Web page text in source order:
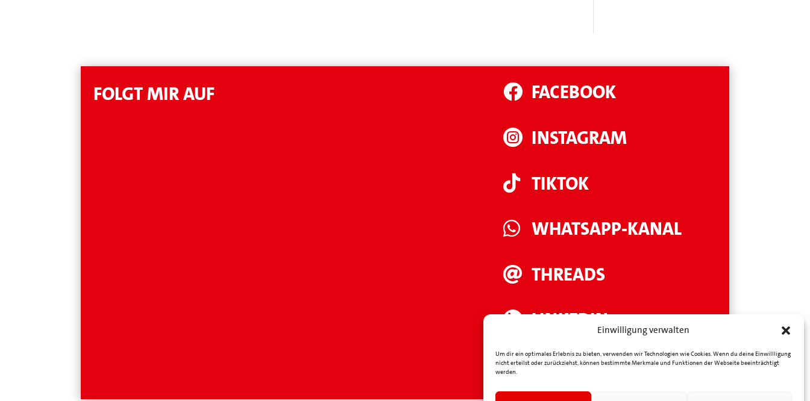
Einwilligung verwalten
Um dir ein optimales Erlebnis zu bieten, verwenden wir Technologien wie Cookies. Wenn du deine Einwillligung
nicht erteilst oder zurückziehst, können bestimmte Merkmale und Funktionen der Webseite beeinträchtigt
werden.
FOLGT MIR AUF  FACEBOOK
 INSTAGRAM
 TIKTOK
 WHATSAPP-KANAL
 THREADS
 LINKEDIN
 YOUTUBE